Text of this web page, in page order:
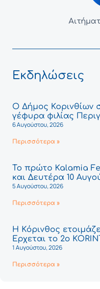
Εκδηλώσεις
Ο Δήμος Κορινθίων
γέφυρα φιλίας
6 Αυγούστου, 2026
Περισσότερα »
Το πρώτο Kalamia
και Δευτέρα 10
5 Αυγούστου, 2026
Περισσότερα »
Η Κόρινθος
Έρχεται το 2ο
1 Αυγούστου, 2026
Περισσότερα »